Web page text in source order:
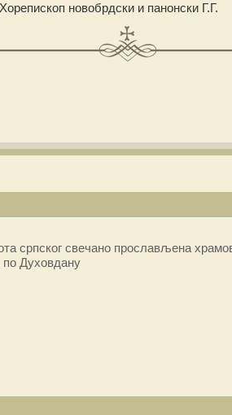
новобрдски и панонски Г.Г.
српског свечано прослављена
Духовдану